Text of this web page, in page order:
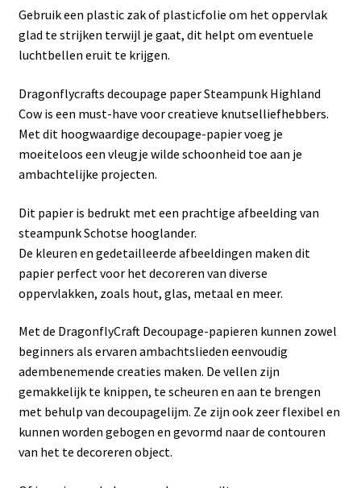
Gebruik een plastic zak of plasticfolie om het oppervlak
glad te strijken terwijl je gaat, dit helpt om eventuele
luchtbellen eruit te krijgen.
Dragonflycrafts decoupage paper Steampunk Highland
Cow is een must-have voor creatieve knutselliefhebbers.
Met dit hoogwaardige decoupage-papier voeg je
moeiteloos een vleugje wilde schoonheid toe aan je
ambachtelijke projecten.
Dit papier is bedrukt met een prachtige afbeelding van
steampunk Schotse hooglander.
De kleuren en gedetailleerde afbeeldingen maken dit
papier perfect voor het decoreren van diverse
oppervlakken, zoals hout, glas, metaal en meer.
Met de DragonflyCraft Decoupage-papieren kunnen zowel
beginners als ervaren ambachtslieden eenvoudig
adembenemende creaties maken. De vellen zijn
gemakkelijk te knippen, te scheuren en aan te brengen
met behulp van decoupagelijm. Ze zijn ook zeer flexibel en
kunnen worden gebogen en gevormd naar de contouren
van het te decoreren object.